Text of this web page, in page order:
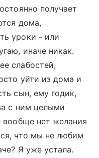
получает
дома,
уроки - или
иначе никак.
слабостей,
уйти из дома и
сын, ему годик,
с ним целыми
вообще нет желания
что мы не любим
Я уже устала.